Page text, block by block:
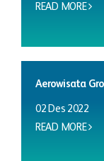
READ MORE
Aerowisata
02 Des 2022
READ MORE